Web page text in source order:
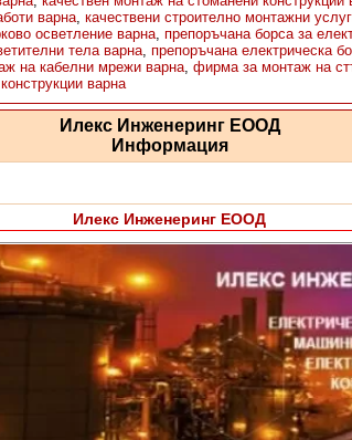
варна, качествени строително монтажни
осветление варна, препоръчана борса за
тела варна, препоръчана електрическа
на кабелни мрежи варна, фирма за монтаж на
варна
Илекс Инженеринг ЕООД
Информация
Илекс Инженеринг ЕООД